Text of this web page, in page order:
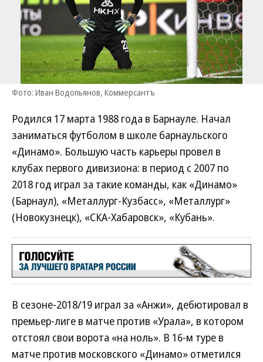
Фото: Иван Водопьянов, Коммерсантъ
Родился 17 марта 1988 года в Барнауле. Начал
заниматься футболом в школе барнаульского
«Динамо». Большую часть карьеры провел в
клубах первого дивизиона: в период с 2007 по
2018 год играл за такие команды, как «Динамо»
(Барнаул), «Металлург-Кузбасс», «Металлург»
(Новокузнецк), «СКА-Хабаровск», «Кубань».
В сезоне-2018/19 играл за «Анжи», дебютировал в
премьер-лиге в матче против «Урала», в котором
отстоял свои ворота «на ноль». В 16-м туре в
матче против московского «Динамо» отметился